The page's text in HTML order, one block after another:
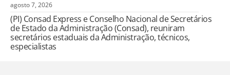
agosto 7, 2026
(PI) Consad Express e Conselho Nacional de Secretários
de Estado da Administração (Consad), reuniram
secretários estaduais da Administração, técnicos,
especialistas